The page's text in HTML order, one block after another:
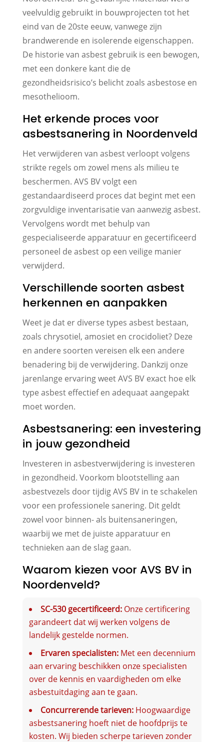
veelvuldig gebruikt in bouwprojecten tot het
eind van de 20ste eeuw, vanwege zijn
brandwerende en isolerende eigenschappen.
De historie van asbest gebruik is een bewogen,
met een donkere kant die de
gezondheidsrisico’s belicht zoals asbestose en
mesothelioom.
Het erkende proces voor
asbestsanering in Noordenveld
Het verwijderen van asbest verloopt volgens
strikte regels om zowel mens als milieu te
beschermen. AVS BV volgt een
gestandaardiseerd proces dat begint met een
zorgvuldige inventarisatie van aanwezig asbest.
Vervolgens wordt met behulp van
gespecialiseerde apparatuur en gecertificeerd
personeel de asbest op een veilige manier
verwijderd.
Verschillende soorten asbest
herkennen en aanpakken
Weet je dat er diverse types asbest bestaan,
zoals chrysotiel, amosiet en crocidoliet? Deze
en andere soorten vereisen elk een andere
benadering bij de verwijdering. Dankzij onze
jarenlange ervaring weet AVS BV exact hoe elk
type asbest effectief en adequaat aangepakt
moet worden.
Asbestsanering: een investering
in jouw gezondheid
Investeren in asbestverwijdering is investeren
in gezondheid. Voorkom blootstelling aan
asbestvezels door tijdig AVS BV in te schakelen
voor een professionele sanering. Dit geldt
zowel voor binnen- als buitensaneringen,
waarbij we met de juiste apparatuur en
technieken aan de slag gaan.
Waarom kiezen voor AVS BV in
Noordenveld?
SC-530 gecertificeerd:Onze certificering
garandeert dat wij werken volgens de
landelijk gestelde normen.
Ervaren specialisten:Met een decennium
aan ervaring beschikken onze specialisten
over de kennis en vaardigheden om elke
asbestuitdaging aan te gaan.
Concurrerende tarieven:Hoogwaardige
asbestsanering hoeft niet de hoofdprijs te
kosten. Wij bieden scherpe tarieven zonder